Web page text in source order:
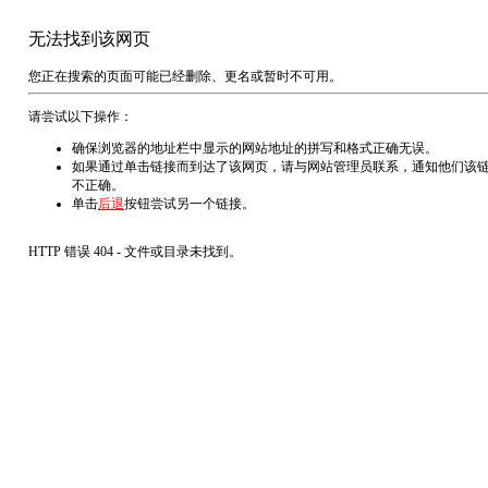
无法找到该网页
您正在搜索的页面可能已经删除、更名或暂时不可用。
请尝试以下操作：
确保浏览器的地址栏中显示的网站地址的拼写和格式正确无误。
如果通过单击链接而到达了该网页，请与网站管理员联系，通知他们该
不正确。
单击后退按钮尝试另一个链接。
HTTP 错误 404 - 文件或目录未找到。